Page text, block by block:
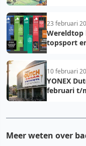
23 februari
Wereldtop
topsport
10 februari
YONEX
februari t/
Meer weten over